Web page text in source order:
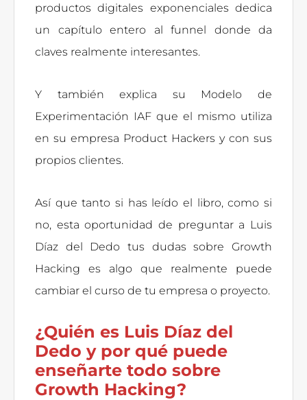
productos digitales exponenciales dedica
un capítulo entero al funnel donde da
claves realmente interesantes.
Y también explica su Modelo de
Experimentación IAF que el mismo utiliza
en su empresa Product Hackers y con sus
propios clientes.
Así que tanto si has leído el libro, como si
no, esta oportunidad de preguntar a Luis
Díaz del Dedo tus dudas sobre Growth
Hacking es algo que realmente puede
cambiar el curso de tu empresa o proyecto.
¿Quién es Luis Díaz del
Dedo y por qué puede
enseñarte todo sobre
Growth Hacking?